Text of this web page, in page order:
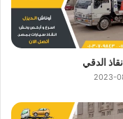
الدقي
2023-